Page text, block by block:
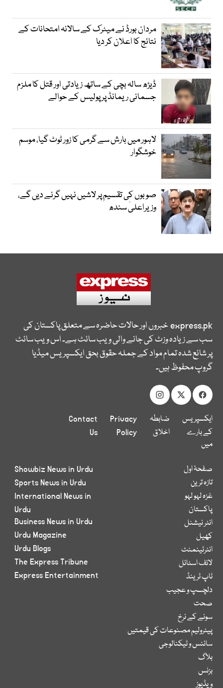
مردان بورڈ نے میٹرک کے سالانہ امتحانات کے
نتائج کا اعلان کر دیا
ڈیڑھ سالہ بچی کے ساتھ زیادتی اور قتل کا ملزم
جسمانی ریمانڈ پر پولیس کے حوالے
لاہور میں بارش سے گرمی کا زور ٹوٹ گیا، موسم
خوشگوار
صوبوں کی تقسیم پر لاشیں نہیں گرنے دیں گے،
وزیراعلیٰ سندھ
express.pkخبروں اور حالات حاضرہ سے متعلق پاکستان کی
سب سے زیادہ وزٹ کی جانے والی ویب سائٹ ہے۔ اس ویب سائٹ
پر شائع شدہ تمام مواد کے جملہ حقوق بحق ایکسپریس میڈیا
گروپ محفوظ ہیں۔
ایکسپریس
کے بارے
میں
ضابطہ
اخلاق
Privacy
Policy
Contact
Us
صفحۂ اول
تازہ ترین
غزہ لہو لہو
پاکستان
انٹر نیشنل
کھیل
انٹرٹینمنٹ
لائف اسٹائل
ٹاپ ٹرینڈ
دلچسپ و عجیب
صحت
سونے کے نرخ
پیٹرولیم مصنوعات کی قیمتیں
سائنس و ٹیکنالوجی
بلاگ
بزنس
ویڈیوز
Showbiz News in Urdu
Sports News in Urdu
International News in
Urdu
Business News in Urdu
Urdu Magazine
Urdu Blogs
The Express Tribune
Express Entertainment